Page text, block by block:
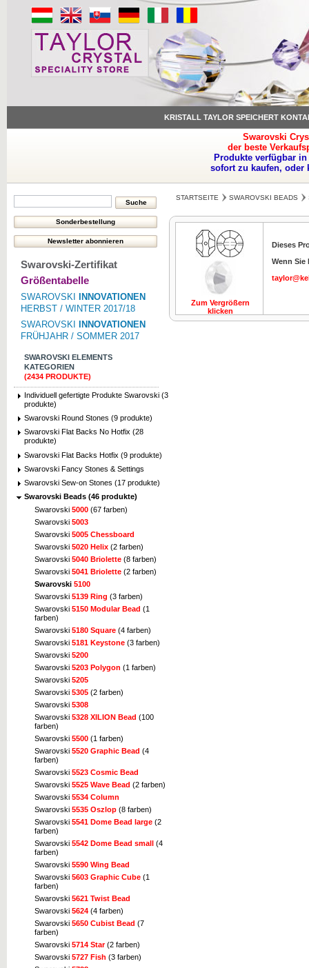
KRISTALL TAYLOR SPEICHERT
Swarovski
der beste
Produkte verfügbar
sofort zu kaufen, oder
Swarovski-Zertifikat
Größentabelle
SWAROVSKI
INNOVATIONEN
HERBST / WINTER 2017/18
SWAROVSKI
INNOVATIONEN
FRÜHJAHR / SOMMER 2017
SWAROVSKI ELEMENTS
KATEGORIEN
(2434 PRODUKTE)
Individuell gefertigte Produkte Swarovski (3
produkte)
Swarovski Round Stones (9 produkte)
Swarovski Flat Backs No Hotfix (28
produkte)
Swarovski Flat Backs Hotfix (9 produkte)
Swarovski Fancy Stones & Settings
Swarovski Sew-on Stones (17 produkte)
Swarovski Beads (46 produkte)
Swarovski 5000 (67 farben)
Swarovski 5003
Swarovski 5005 Chessboard
Swarovski 5020 Helix (2 farben)
Swarovski 5040 Briolette (8 farben)
Swarovski 5041 Briolette (2 farben)
Swarovski 5100
Swarovski 5139 Ring (3 farben)
Swarovski 5150 Modular Bead (1
farben)
Swarovski 5180 Square (4 farben)
Swarovski 5181 Keystone (3 farben)
Swarovski 5200
Swarovski 5203 Polygon (1 farben)
Swarovski 5205
Swarovski 5305 (2 farben)
Swarovski 5308
Swarovski 5328 XILION Bead (100
farben)
Swarovski 5500 (1 farben)
Swarovski 5520 Graphic Bead (4
farben)
Swarovski 5523 Cosmic Bead
Swarovski 5525 Wave Bead (2 farben)
Swarovski 5534 Column
Swarovski 5535 Oszlop (8 farben)
Swarovski 5541 Dome Bead large (2
farben)
Swarovski 5542 Dome Bead small (4
farben)
Swarovski 5590 Wing Bead
Swarovski 5603 Graphic Cube (1
farben)
Swarovski 5621 Twist Bead
Swarovski 5624 (4 farben)
Swarovski 5650 Cubist Bead (7
farben)
Swarovski 5714 Star(2 farben)
Swarovski 5727 Fish (3 farben)
STARTSEITE SWAROVSKI BEADS
Zum Vergrößern
klicken
Dieses
Wenn Sie